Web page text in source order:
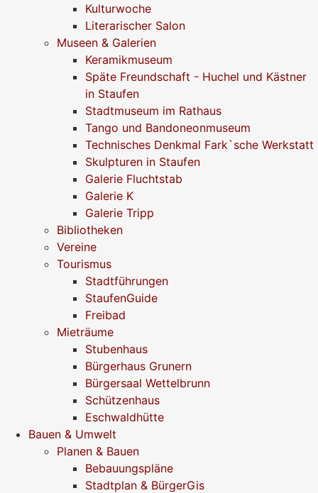
Kulturwoche
Literarischer Salon
Museen & Galerien
Keramikmuseum
Späte Freundschaft - Huchel und Kästner
in Staufen
Stadtmuseum im Rathaus
Tango und Bandoneonmuseum
Technisches Denkmal Fark`sche Werkstatt
Skulpturen in Staufen
Galerie Fluchtstab
Galerie K
Galerie Tripp
Bibliotheken
Vereine
Tourismus
Stadtführungen
StaufenGuide
Freibad
Mieträume
Stubenhaus
Bürgerhaus Grunern
Bürgersaal Wettelbrunn
Schützenhaus
Eschwaldhütte
Bauen & Umwelt
Planen & Bauen
Bebauungspläne
Stadtplan & BürgerGis